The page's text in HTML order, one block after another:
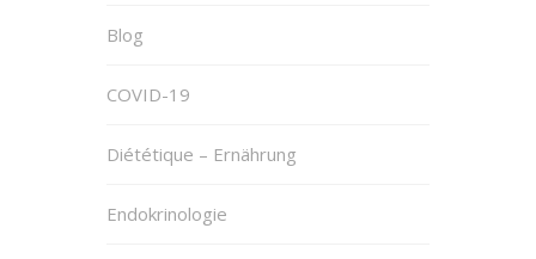
Blog
COVID-19
Diététique – Ernährung
Endokrinologie